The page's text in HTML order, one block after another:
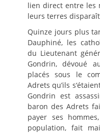
lien direct entre les
leurs terres
Quinze jours plus
Dauphiné, les
du Lieutenant
Gondrin, dévoué
placés sous le
Adrets qu’ils
Gondrin est
baron des Adrets
payer ses
population, fait